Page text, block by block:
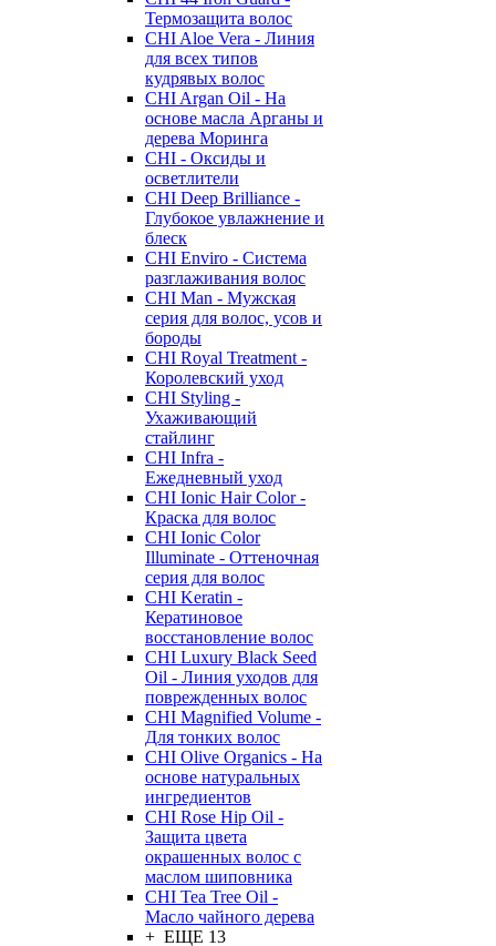
Термозащита волос
CHI Aloe Vera - Линия
для всех типов
кудрявых волос
CHI Argan Oil - На
основе масла Арганы и
дерева Моринга
CHI - Оксиды и
осветлители
CHI Deep Brilliance -
Глубокое увлажнение и
блеск
CHI Enviro - Система
разглаживания волос
CHI Man - Мужская
серия для волос, усов и
бороды
CHI Royal Treatment -
Королевский уход
CHI Styling -
Ухаживающий
стайлинг
CHI Infra -
Ежедневный уход
CHI Ionic Hair Color -
Краска для волос
CHI Ionic Color
Illuminate - Оттеночная
серия для волос
CHI Keratin -
Кератиновое
восстановление волос
CHI Luxury Black Seed
Oil - Линия уходов для
поврежденных волос
CHI Magnified Volume -
Для тонких волос
CHI Olive Organics - На
основе натуральных
ингредиентов
CHI Rose Hip Oil -
Защита цвета
окрашенных волос с
маслом шиповника
CHI Tea Tree Oil -
Масло чайного дерева
+ ЕЩЕ 13